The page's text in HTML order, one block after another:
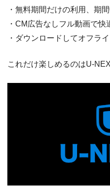
・無料期間だけの利用、期
・CM広告なしフル動画で快
・ダウンロードしてオフラ
これだけ楽しめるのはU-